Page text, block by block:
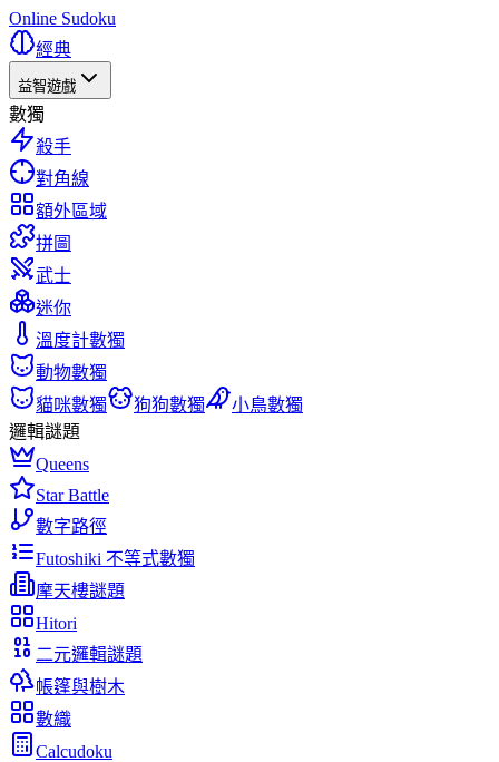
Online Sudoku
經典
益智遊戲
數獨
殺手
對角線
額外區域
拼圖
武士
迷你
溫度計數獨
動物數獨
貓咪數獨
狗狗數獨
小鳥數獨
邏輯謎題
Queens
Star Battle
數字路徑
Futoshiki 不等式數獨
摩天樓謎題
Hitori
二元邏輯謎題
帳篷與樹木
數織
Calcudoku